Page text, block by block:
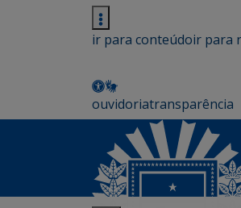
ir para conteúdoir para
ouvidoriatransparência